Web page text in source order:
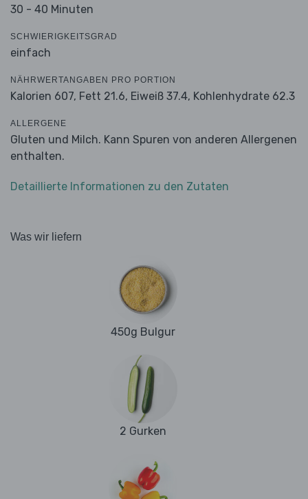
30 - 40 Minuten
SCHWIERIGKEITSGRAD
einfach
NÄHRWERTANGABEN PRO PORTION
Kalorien 607, Fett 21.6, Eiweiß 37.4, Kohlenhydrate 62.3
ALLERGENE
Gluten und Milch. Kann Spuren von anderen Allergenen
enthalten.
Detaillierte Informationen zu den Zutaten
Was wir liefern
450g Bulgur
2 Gurken